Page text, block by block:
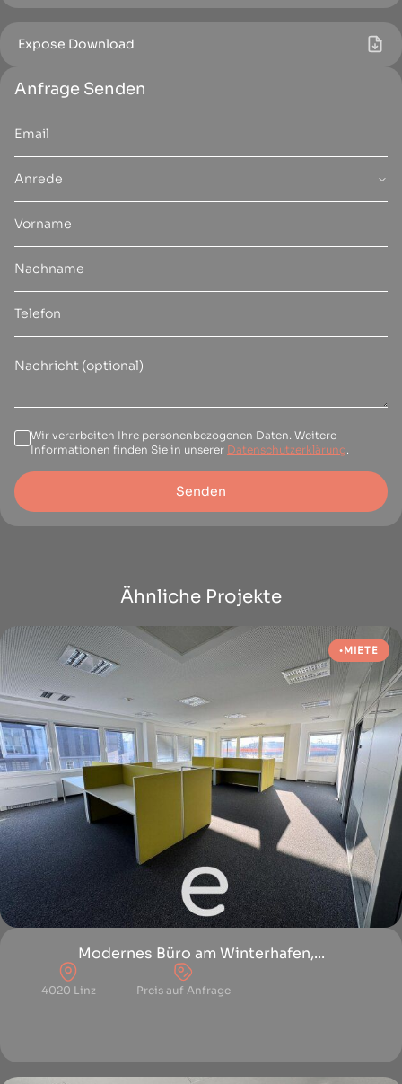
Expose Download
Anfrage Senden
Anrede
Wir verarbeiten Ihre personenbezogenen Daten. Weitere
Informationen finden Sie in unserer Datenschutzerklärung
Senden
Ähnliche Projekte
MIETE
Modernes Büro am Winterhafen,...
4020 Linz Preis auf Anfrage